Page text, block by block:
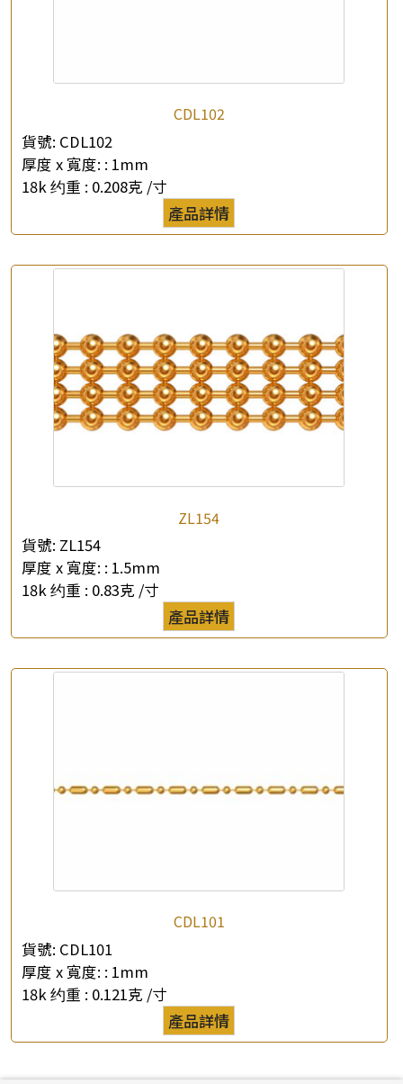
*e-mail
*聯絡電話
CDL102
貨號: CDL102
厚度 x 寬度: : 1mm
18k 约重 : 0.208克 /寸
產品詳情
ZL154
貨號: ZL154
厚度 x 寬度: : 1.5mm
18k 约重 : 0.83克 /寸
產品詳情
CDL101
貨號: CDL101
厚度 x 寬度: : 1mm
18k 约重 : 0.121克 /寸
產品詳情